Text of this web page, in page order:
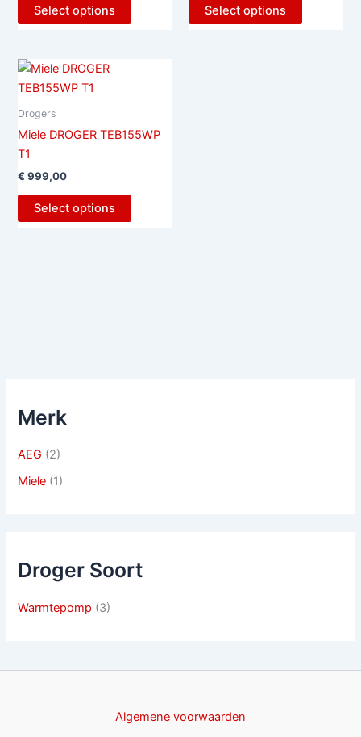
Select options Select options
Drogers
Miele DROGER TEB155WP
T1
€ 999,00
Select options
Merk
AEG (2)
Miele (1)
Droger Soort
Warmtepomp (3)
Algemene voorwaarden